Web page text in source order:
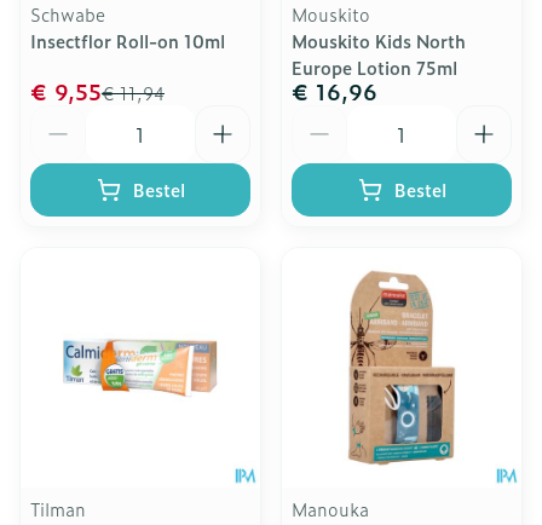
Schwabe
Insectflor Roll-on 10ml
€ 11,94
€ 9,55
Bestel
Mouskito
Mouskito Kids North
Europe Lotion 75ml
€ 16,96
Bestel
Tilman
Manouka